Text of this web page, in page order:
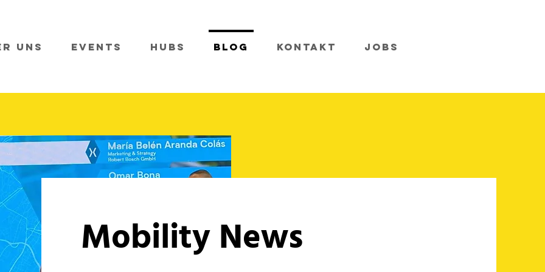
Uns Events Hubs Blog Kontakt Jobs
Mobility News